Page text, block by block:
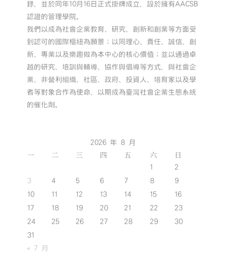
錄，並於同年10月16日正式掛牌成立，設於擁有AACSB
認證的管理學院。
我們以成為社會企業教育、研究、創新和創業等方面受
到認可的國際樞紐為願景；以同理心、責任、誠信、創
新、專業以及樂趣做為本中心的核心價值；並以通過卓
越的研究、培訓與輔導、協作與倡導等方式，與社會企
業、非營利組織、社區、政府、投資人、培育家以及學
者等對象合作為使命，以期成為臺灣社會企業生態系統
的催化劑。
2026 年 8 月
一 二 三 四 五 六 日
1
2
3
4 5 6 7 8
9
10
11 12 13 14 15
16
17
18 19 20 21 22
23
24
25 26 27 28 29
30
31
« 7 月